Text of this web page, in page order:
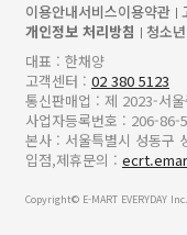
이용안내서비스이용약관
개인정보 처리방침
청소
대표 : 한채양
고객센터 : 02 380 5123
통신판매업 : 제 2023-서
사업자등록번호 : 206-86-
본사 : 서울특별시 성동구
입점,제휴문의 :
Copyright© E-MART EVERYDAY